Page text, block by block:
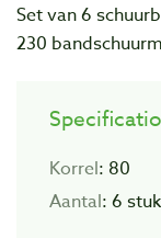
Set van 6
230
Korrel: 80
Aantal: 6